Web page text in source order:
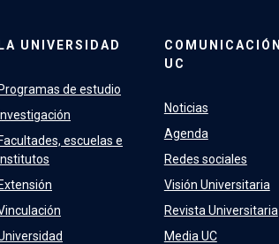
LA UNIVERSIDAD
Programas de estudio
Investigación
Facultades, escuelas e
Extensión
COMUNICACIÓN
UC
Noticias
Agenda
Redes sociales
Visión Universitaria
Revista Universitaria
Media UC